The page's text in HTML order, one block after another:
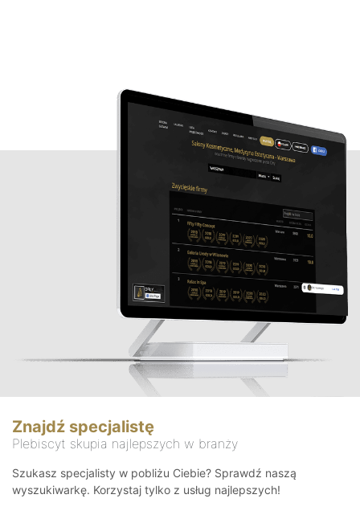
Znajdź specjalistę
Plebiscyt skupia najlepszych w branży
Szukasz specjalisty w pobliżu Ciebie? Sprawdź naszą
wyszukiwarkę. Korzystaj tylko z usług najlepszych!